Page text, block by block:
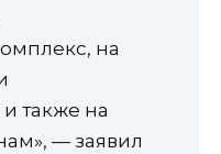
на
также на
— заявил